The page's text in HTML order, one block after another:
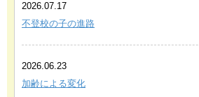
2026.07.17
不登校の子の進路
2026.06.23
加齢による変化